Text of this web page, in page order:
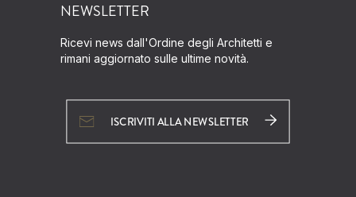
NEWSLETTER
Ricevi news dall'Ordine degli Architetti e
rimani aggiornato sulle ultime novità.
ISCRIVITI ALLA NEWSLETTER